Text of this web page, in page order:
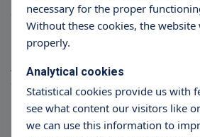
előfordulhatnak.
Háti gerincsérv
A gerincsérv e típusa a legritkábban
Amit a gerincsérv műtétről
necessary for the proper
Without these cookies, the
properly.
Analytical cookies
Statistical cookies provide us with
see what content our visitors like
we can use this information to